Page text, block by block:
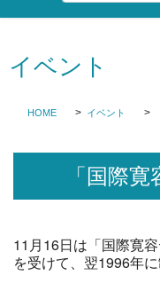
イベント
HOME イベント
「国
11月16日は「国際寛
を受けて、翌1996年に